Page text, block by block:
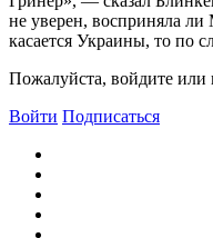
не уверен, восприняла
касается Украины, то по
Пожалуйста, войдите или
Войти Подписаться